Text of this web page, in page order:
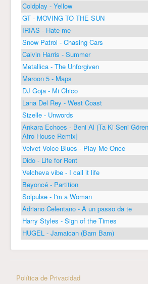
Coldplay - Yellow
GT - MOVING TO THE SUN
IRIAS - Hate me
Snow Patrol - Chasing Cars
Calvin Harris - Summer
Metallica - The Unforgiven
Maroon 5 - Maps
DJ Goja - Mi Chico
Lana Del Rey - West Coast
Sizelle - Unwords
Ankara Echoes - Beni Al (Ta Ki Seni
Afro House Remix]
Velvet Voice Blues - Play Me Once
Dido - Life for Rent
Velcheva vibe - I call it life
Beyoncé - Partition
Solpulse - I'm a Woman
Adriano Celentano - A un passo da te
Harry Styles - Sign of the Times
HUGEL - Jamaican (Bam Bam)
Política de Privacidad